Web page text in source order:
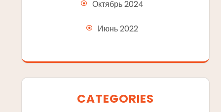
Октябрь 2024
Июнь 2022
CATEGORIES